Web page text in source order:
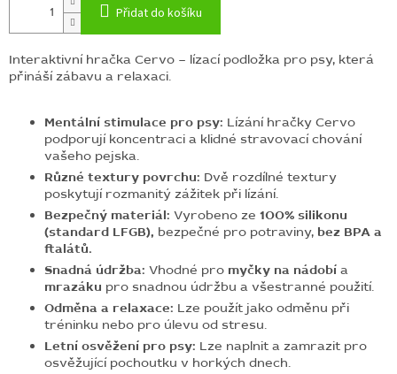
Přidat do košíku
Interaktivní hračka Cervo – lízací podložka pro psy, která
přináší zábavu a relaxaci.
Mentální stimulace pro psy: Lízání hračky Cervo
podporují koncentraci a klidné stravovací chování
vašeho pejska.
Různé textury povrchu: Dvě rozdílné textury
poskytují rozmanitý zážitek při lízání.
Bezpečný materiál: Vyrobeno ze 100% silikonu
(standard LFGB), bezpečné pro potraviny, bez BPA a
ftalátů.
Snadná údržba: Vhodné pro myčky na nádobí a
mrazáku pro snadnou údržbu a všestranné použití.
Odměna a relaxace: Lze použít jako odměnu při
tréninku nebo pro úlevu od stresu.
Letní osvěžení pro psy: Lze naplnit a zamrazit pro
osvěžující pochoutku v horkých dnech.